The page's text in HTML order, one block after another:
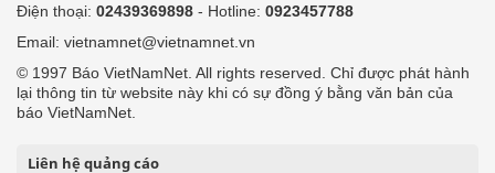
Điện thoại: 02439369898 - Hotline: 0923457788
Email: vietnamnet@vietnamnet.vn
© 1997 Báo VietNamNet. All rights reserved. Chỉ được phát hành
lại thông tin từ website này khi có sự đồng ý bằng văn bản của
báo VietNamNet.
Liên hệ quảng cáo